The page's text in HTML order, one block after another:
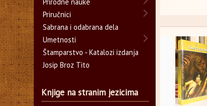
Priručnici
Sabrana i odabrana dela
Umetnosti
Štamparstvo - Katalozi izdanja
Josip Broz Tito
Knjige na stranim jezicima